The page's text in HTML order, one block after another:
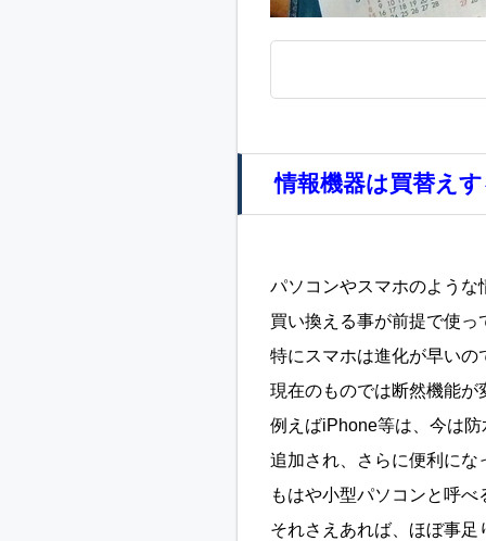
情報機器は買替え
パソコンやスマホのような
買い換える事が前提で使っ
特にスマホは進化が早いの
現在のものでは断然機能が
例えばiPhone等は、今は
追加され、さらに便利にな
もはや小型パソコンと呼べ
それさえあれば、ほぼ事足